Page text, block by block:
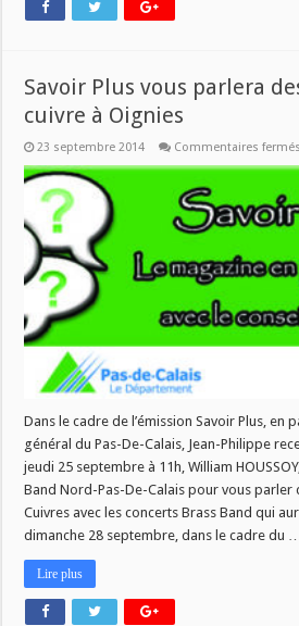
Savoir Plus vous parlera
cuivre à Oignies
23 septembre 2014 Commentaires fermés
Dans le cadre de l’émission Savoir Plus, en
général du Pas-De-Calais, Jean-Philippe
jeudi 25 septembre à 11h, William
Band Nord-Pas-De-Calais pour vous parler
Cuivres avec les concerts Brass Band qui
dimanche 28 septembre, dans le cadre du
Lire plus